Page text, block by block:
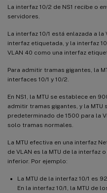
La interfaz 10/2 de NS1 recibe o
servidores.
La interfaz 10/1 está enlazada a la
interfaz etiquetada, y la interfaz
VLAN 40 como una interfaz
Para admitir tramas gigantes, la
interfaces 10/1 y 10/2.
En NS1, la MTU se establece en
admitir tramas gigantes, y la MTU
predeterminado de 1500 para la
solo tramas normales.
La MTU efectiva en una interfaz
de VLAN es la MTU de la interfaz
inferior. Por ejemplo:
La MTU de la interfaz 10/1 es
En la interfaz 10/1, la MTU de